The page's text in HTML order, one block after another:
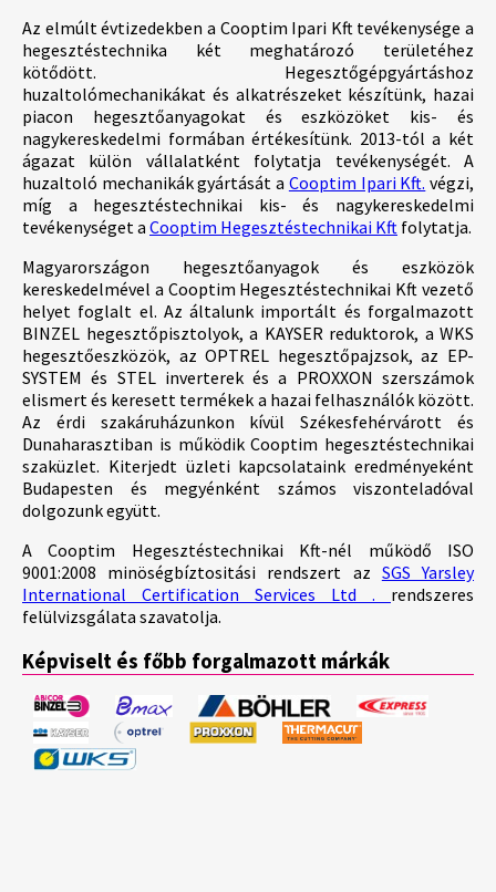
Az elmúlt évtizedekben a Cooptim Ipari Kft tevékenysége a
hegesztéstechnika két meghatározó területéhez
kötődött. Hegesztőgépgyártáshoz
huzaltolómechanikákat és alkatrészeket készítünk, hazai
piacon hegesztőanyagokat és eszközöket kis- és
nagykereskedelmi formában értékesítünk. 2013-tól a két
ágazat külön vállalatként folytatja tevékenységét. A
huzaltoló mechanikák gyártását a Cooptim Ipari Kft. végzi,
míg a hegesztéstechnikai kis- és nagykereskedelmi
tevékenységet a Cooptim Hegesztéstechnikai Kft folytatja.
Magyarországon hegesztőanyagok és eszközök
kereskedelmével a Cooptim Hegesztéstechnikai Kft vezető
helyet foglalt el. Az általunk importált és forgalmazott
BINZEL hegesztőpisztolyok, a KAYSER reduktorok, a WKS
hegesztőeszközök, az OPTREL hegesztőpajzsok, az EP-
SYSTEM és STEL inverterek és a PROXXON szerszámok
elismert és keresett termékek a hazai felhasználók között.
Az érdi szakáruházunkon kívül Székesfehérvárott és
Dunaharasztiban is működik Cooptim hegesztéstechnikai
szaküzlet. Kiterjedt üzleti kapcsolataink eredményeként
Budapesten és megyénként számos viszonteladóval
dolgozunk együtt.
A Cooptim Hegesztéstechnikai Kft-nél működő ISO
9001:2008 minöségbíztositási rendszert az SGS Yarsley
International Certification Services Ltd . rendszeres
felülvizsgálata szavatolja.
Képviselt és főbb forgalmazott márkák